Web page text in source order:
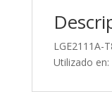
LGE2111A-
Utilizado en: